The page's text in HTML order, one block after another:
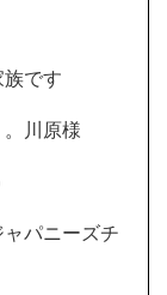
です
川原様
パニーズチ